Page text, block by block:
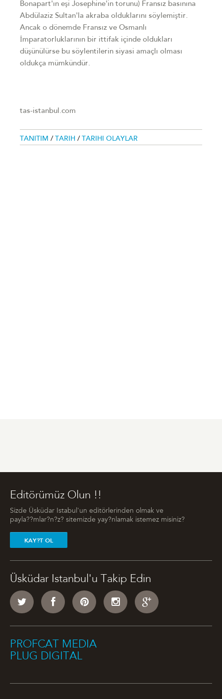
Bonapart'ın eşi Josephine'in torunu) Fransız basınına
Abdülaziz Sultan'la akraba olduklarını söylemiştir.
Ancak o dönemde Fransız ve Osmanlı
İmparatorluklarının bir ittifak içinde oldukları
düşünülürse bu söylentilerin siyasi amaçlı olması
oldukça mümkündür.
tas-istanbul.com
TANITIM / TARIH / TARIHI OLAYLAR
Editörümüz Olun !!
Sizde Üsküdar Istabul'un editörlerinden olmak ve
payla??mlar?n?z? sitemizde yay?nlamak istemez misiniz?
KAY?T OL
Üsküdar Istanbul'u Takip Edin
PROFCAT MEDIA
PLUG DIGITAL